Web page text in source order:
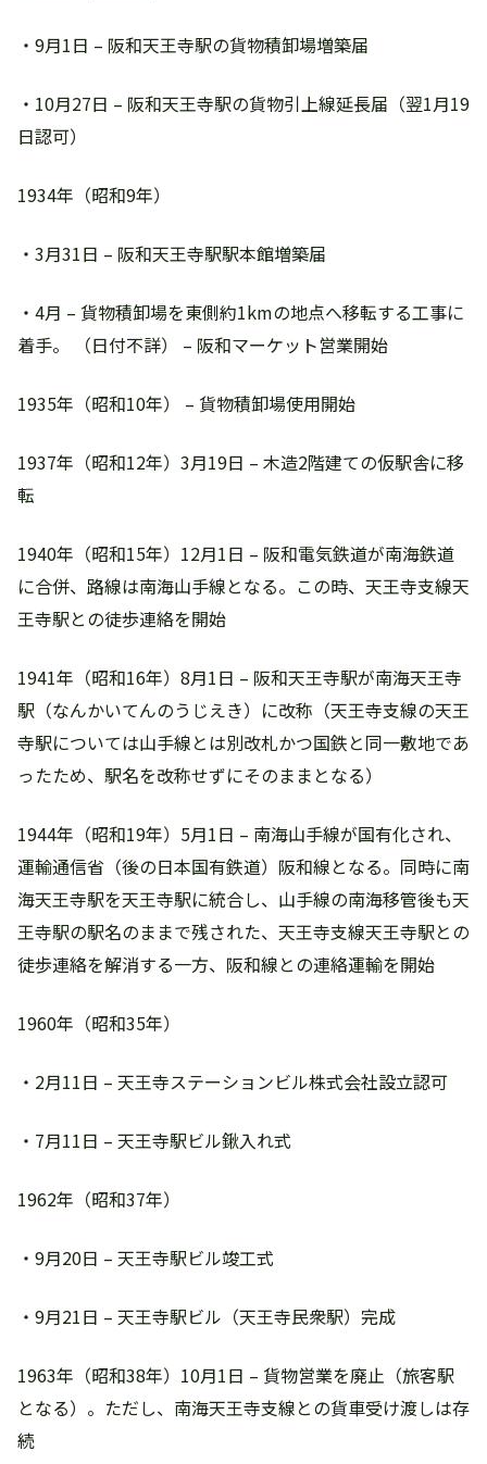
・9月1日 – 阪和天王寺駅の貨物積卸場増築届
・10月27日 – 阪和天王寺駅の貨物引上線延長届（翌1月19
日認可）
1934年（昭和9年）
・3月31日 – 阪和天王寺駅駅本館増築届
・4月 – 貨物積卸場を東側約1kmの地点へ移転する工事に
着手。 （日付不詳） – 阪和マーケット営業開始
1935年（昭和10年） – 貨物積卸場使用開始
1937年（昭和12年）3月19日 – 木造2階建ての仮駅舎に移
転
1940年（昭和15年）12月1日 – 阪和電気鉄道が南海鉄道
に合併、路線は南海山手線となる。この時、天王寺支線天
王寺駅との徒歩連絡を開始
1941年（昭和16年）8月1日 – 阪和天王寺駅が南海天王寺
駅（なんかいてんのうじえき）に改称（天王寺支線の天王
寺駅については山手線とは別改札かつ国鉄と同一敷地であ
ったため、駅名を改称せずにそのままとなる）
1944年（昭和19年）5月1日 – 南海山手線が国有化され、
運輸通信省（後の日本国有鉄道）阪和線となる。同時に南
海天王寺駅を天王寺駅に統合し、山手線の南海移管後も天
王寺駅の駅名のままで残された、天王寺支線天王寺駅との
徒歩連絡を解消する一方、阪和線との連絡運輸を開始
1960年（昭和35年）
・2月11日 – 天王寺ステーションビル株式会社設立認可
・7月11日 – 天王寺駅ビル鍬入れ式
1962年（昭和37年）
・9月20日 – 天王寺駅ビル竣工式
・9月21日 – 天王寺駅ビル（天王寺民衆駅）完成
1963年（昭和38年）10月1日 – 貨物営業を廃止（旅客駅
となる）。ただし、南海天王寺支線との貨車受け渡しは存
続